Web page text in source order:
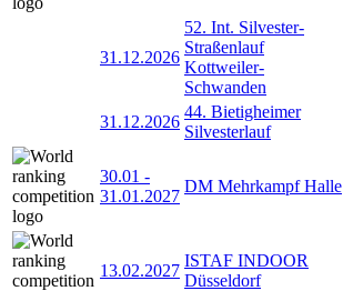
31.12.2026
52. Int. Silvester-
Straßenlauf
Kottweiler-
Schwanden
31.12.2026
44. Bietigheimer
Silvesterlauf
30.01 -
31.01.2027
DM Mehrkampf Halle
13.02.2027
ISTAF INDOOR
Düsseldorf